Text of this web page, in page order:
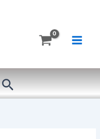
Buscar